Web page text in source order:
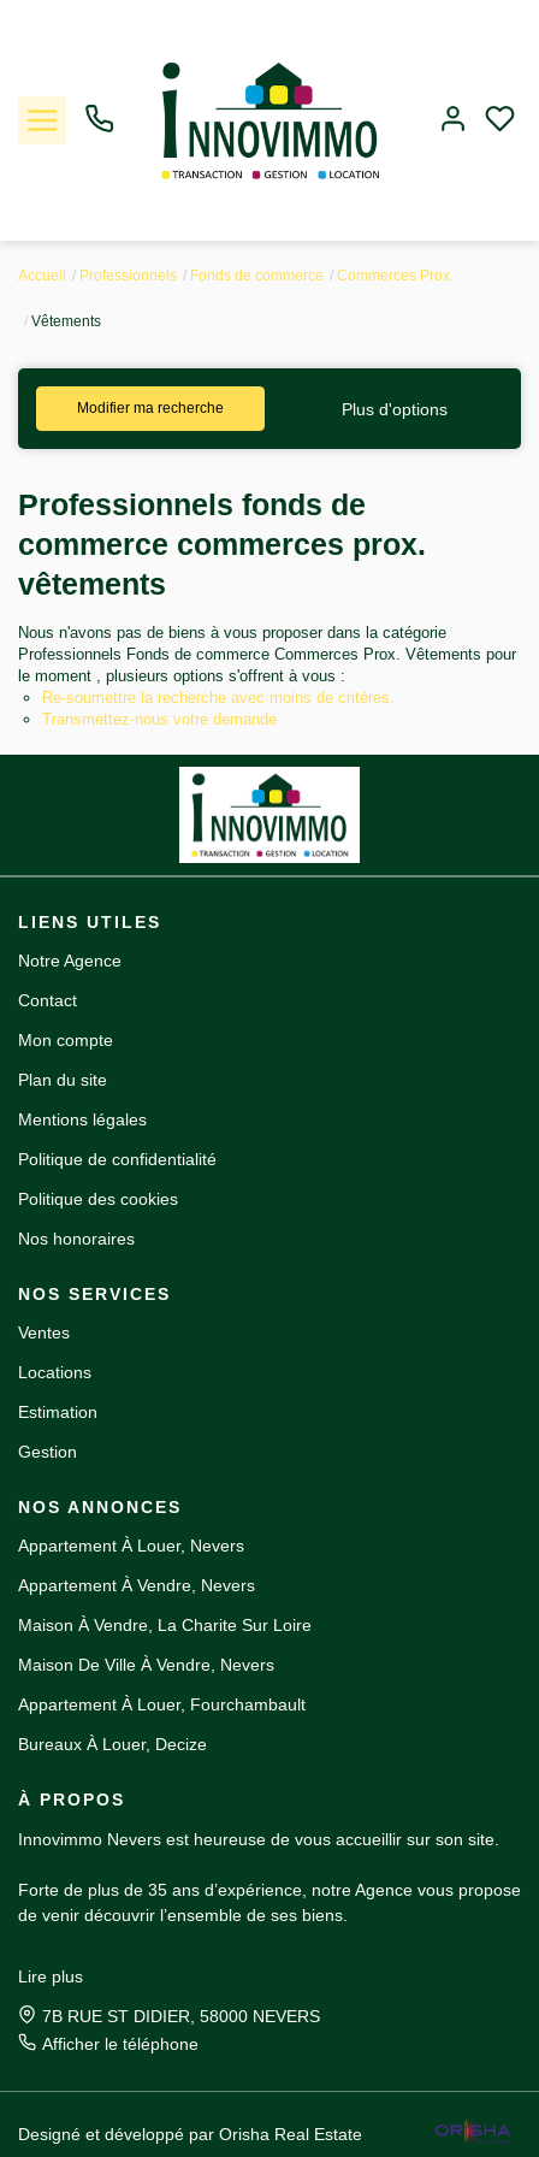
Ventes
Locations
Gestion
Estimation
Notre agence
Contact
Accueil Professionnels Fonds de commerce Commerces Prox.
Vêtements
Modifier ma recherche Plus d'options
Professionnels fonds de
commerce commerces prox.
vêtements
Nous n'avons pas de biens à vous proposer dans la catégorie
Professionnels Fonds de commerce Commerces Prox. Vêtements pour
le moment , plusieurs options s'offrent à vous :
Re-soumettre la recherche avec moins de critères.
Transmettez-nous votre demande
LIENS UTILES
Notre Agence
Contact
Mon compte
Plan du site
Mentions légales
Politique de confidentialité
Politique des cookies
Nos honoraires
NOS SERVICES
Ventes
Locations
Estimation
Gestion
NOS ANNONCES
Appartement À Louer, Nevers
Appartement À Vendre, Nevers
Maison À Vendre, La Charite Sur Loire
Maison De Ville À Vendre, Nevers
Appartement À Louer, Fourchambault
Bureaux À Louer, Decize
À PROPOS
Innovimmo Nevers est heureuse de vous accueillir sur son site.
Forte de plus de 35 ans d’expérience, notre Agence vous propose
de venir découvrir l’ensemble de ses biens.
notre équipe mettra toutes ses qualités à votre service dans un
unique but, celui de vous satisfaire !
Lire plus
7B RUE ST DIDIER, 58000 NEVERS
Afficher le téléphone
Designé et développé par Orisha Real Estate